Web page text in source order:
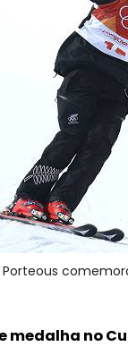
Porteous
medalha no